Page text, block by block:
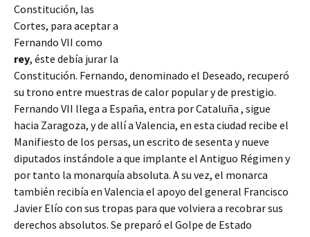
Constitución, las
Cortes, para aceptar a
Fernando VII como
rey, éste debía jurar la
Constitución. Fernando, denominado el Deseado, recuperó
su trono entre muestras de calor popular y de prestigio.
Fernando VII llega a España, entra por Cataluña , sigue
hacia Zaragoza, y de allí a Valencia, en esta ciudad recibe el
Manifiesto de los persas, un escrito de sesenta y nueve
diputados instándole a que implante el Antiguo Régimen y
por tanto la monarquía absoluta. A su vez, el monarca
también recibía en Valencia el apoyo del general Francisco
Javier Elío con sus tropas para que volviera a recobrar sus
derechos absolutos. Se preparó el Golpe de Estado